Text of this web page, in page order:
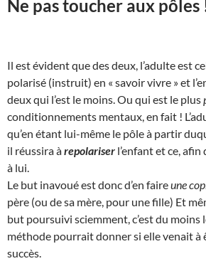
Ne pas toucher aux pôles
Il est évident que des deux, l’adulte est
polarisé (instruit) en « savoir vivre » et
deux qui l’est le moins. Ou qui est le plus
conditionnements mentaux, en fait !
qu’en étant lui-même le pôle à partir
il réussira àrepolariser l’enfant et ce, afin
à lui.
Le but inavoué est donc d’en faireune
père (ou de sa mère, pour une fille) Et
but poursuivi sciemment, c’est du
méthode pourrait donner si elle venait à
succès.